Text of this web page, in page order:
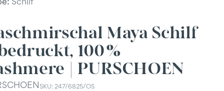
Maya Schilf
100 %
| PURSCHOEN
SKU: 247/6825/OS